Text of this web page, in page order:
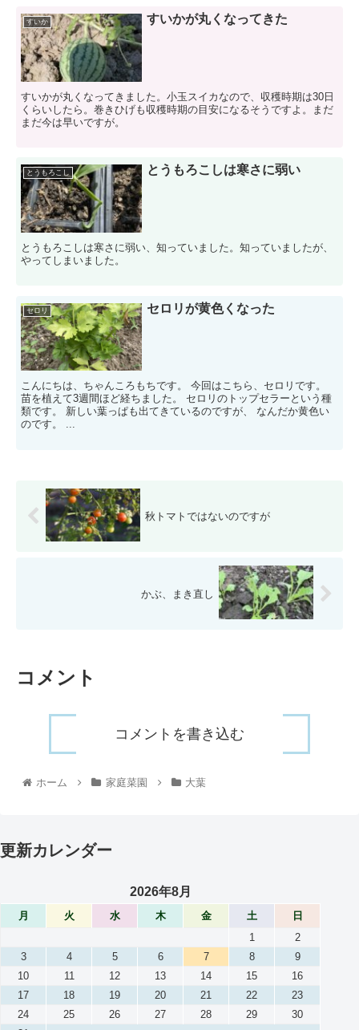
すいか すいかが丸くなってきた
すいかが丸くなってきました。小玉スイカなので、収穫時期は30日
くらいしたら。巻きひげも収穫時期の目安になるそうですよ。まだ
まだ今は早いですが。
とうもろこし とうもろこしは寒さに弱い
とうもろこしは寒さに弱い、知っていました。知っていましたが、
やってしまいました。
セロリ セロリが黄色くなった
こんにちは、ちゃんころもちです。 今回はこちら、セロリです。
苗を植えて3週間ほど経ちました。 セロリのトップセラーという種
類です。 新しい葉っぱも出てきているのですが、 なんだか黄色い
のです。 ...
秋トマトではないのですが
かぶ、まき直し
コメント
コメントを書き込む
ホーム 家庭菜園 大葉
更新カレンダー
2026年8月
月 火 水 木 金 土
日
1
2
3
4 5 6 7 8
9
10
11 12 13 14 15
16
17
18 19 20 21 22
23
24
25 26 27 28 29
30